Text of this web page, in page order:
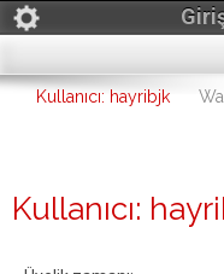
Kullanıcı: hayribjk Wall
Kullanıcı: